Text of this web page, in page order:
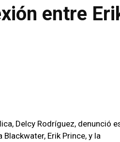
entre
Delcy Rodríguez, denunció
Erik Prince, y la